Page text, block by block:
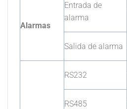
Alarmas
Entrada de
alarma
Salida de alarma
RS232
RS485